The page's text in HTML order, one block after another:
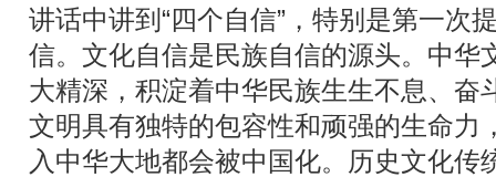
讲话中讲到“四个自信”，特别是第一次
信。文化自信是民族自信的源头。中华
大精深，积淀着中华民族生生不息、奋
文明具有独特的包容性和顽强的生命力
入中华大地都会被中国化。历史文化传